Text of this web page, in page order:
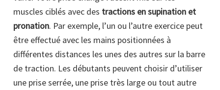
muscles ciblés avec des tractions en supination et
pronation. Par exemple, l’un ou l’autre exercice peut
être effectué avec les mains positionnées à
différentes distances les unes des autres sur la barre
de traction. Les débutants peuvent choisir d’utiliser
une prise serrée, une prise très large ou tout autre